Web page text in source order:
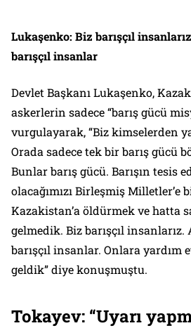
Lukaşenko: Biz barışçıl
barışçıl insanlar
Devlet Başkanı Lukaşenko,
askerlerin sadece “barış gücü
vurgulayarak, “Biz kimselerden
Orada sadece tek bir barış gücü
Bunlar barış gücü. Barışın tesis
olacağımızı Birleşmiş Milletler’e
Kazakistan’a öldürmek ve hatta
gelmedik. Biz barışçıl
barışçıl insanlar. Onlara yardım
geldik” diye konuşmuştu.
Tokayev: “Uyarı